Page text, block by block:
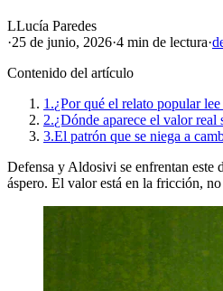
LLucía Paredes
·25 de junio, 2026·4 min de lectura·
Contenido del artículo
1.¿Por qué el relato popular
2.¿Dónde aparece el valor real
3.El patrón que se niega a
Defensa y Aldosivi se enfrentan este
áspero. El valor está en la fricción,